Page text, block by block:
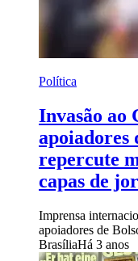
Política
Invasão ao
apoiadores
repercute
capas de
Imprensa
apoiadores de
BrasíliaHá 3 anos